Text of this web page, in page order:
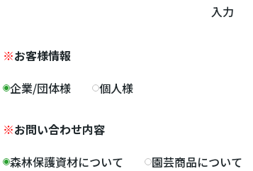
入力
※お客様情報
企業/団体様
個人様
※お問い合わせ内容
森林保護資材について
園芸商品について